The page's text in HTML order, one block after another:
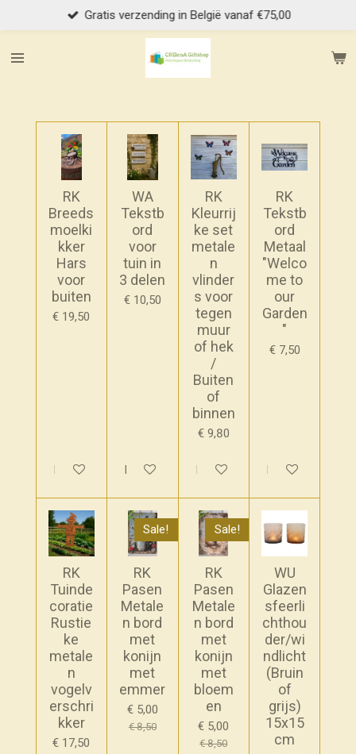
direct
naar
Gratis verzending in België vanaf €75,00
RK
Breeds
moelki
kker
Hars
voor
buiten
€ 19,50
In winkelwagen
WA
Tekstb
ord
voor
tuin in
3 delen
€ 10,50
In winkelwagen
RK
Kleurrij
ke set
metale
n
vlinder
s voor
tegen
muur
of hek
/
Buiten
of
binnen
€ 9,80
In winkelwagen
RK
Tekstb
ord
Metaal
"Welco
me to
our
Garden
"
€ 7,50
In winkelwagen
RK
Tuinde
coratie
Rustie
ke
metale
n
vogelv
erschri
kker
€ 17,50
Sale!
RK
Pasen
Metale
n bord
met
konijn
met
emmer
€ 5,00
€ 8,50
Sale!
RK
Pasen
Metale
n bord
met
konijn
met
bloem
en
€ 5,00
€ 8,50
WU
Glazen
sfeerli
chthou
der/wi
ndlicht
(Bruin
of
grijs)
15x15
cm